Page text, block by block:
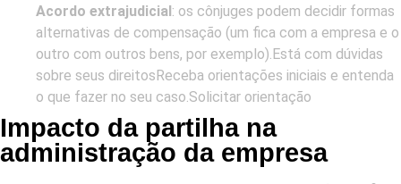
Acordo extrajudicial: os cônjuges podem decidir formas
alternativas de compensação (um fica com a empresa e o
outro com outros bens, por exemplo).Está com dúvidas
sobre seus direitosReceba orientações iniciais e entenda
o que fazer no seu caso.Solicitar orientação
Impacto da partilha na
administração da empresa